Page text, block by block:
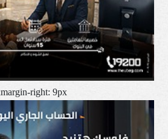
margin-right: 9px;